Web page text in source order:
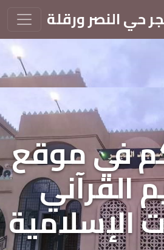
حي النصر ورقلة
في موقع
القرآني
الإسلامية